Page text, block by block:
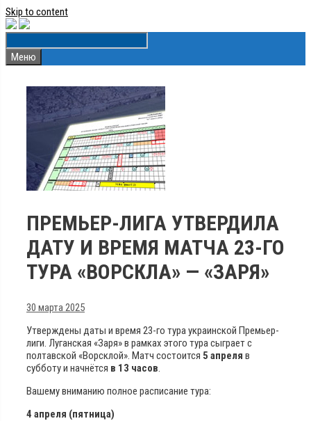
Skip to content
Меню
ПРЕМЬЕР-ЛИГА УТВЕРДИЛА
ДАТУ И ВРЕМЯ МАТЧА 23-ГО
ТУРА «ВОРСКЛА» — «ЗАРЯ»
30 марта 2025
Утверждены даты и время 23-го тура украинской Премьер-
лиги. Луганская «Заря» в рамках этого тура сыграет с
полтавской «Ворсклой». Матч состоится 5 апреля в
субботу и начнётся в 13 часов.
Вашему вниманию полное расписание тура:
4 апреля (пятница)